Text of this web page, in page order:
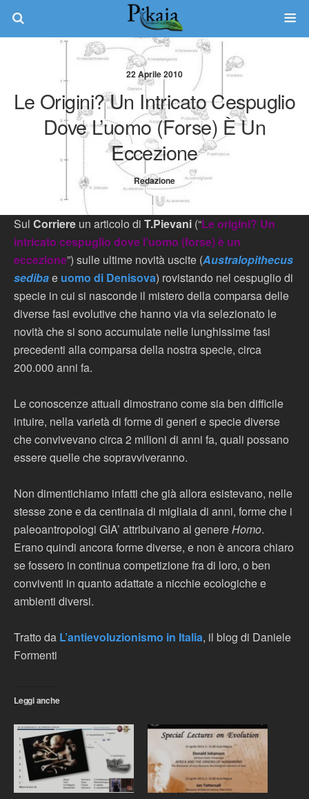
22 Aprile 2010
Le Origini? Un Intricato Cespuglio
Dove L’uomo (forse) È Un
Eccezione
Redazione
Sul Corriere un articolo di T.Pievani (“Le origini? Un
intricato cespuglio dove l’uomo (forse) è un
eccezione”) sulle ultime novità uscite (Australopithecus
sedibae uomo di Denisova) rovistando nel cespuglio di
specie in cui si nasconde il mistero della comparsa delle
diverse fasi evolutive che hanno via via selezionato le
novità che si sono accumulate nelle lunghissime fasi
precedenti alla comparsa della nostra specie, circa
200.000 anni fa.
Le conoscenze attuali dimostrano come sia ben difficile
intuire, nella varietà di forme di generi e specie diverse
che convivevano circa 2 milioni di anni fa, quali possano
essere quelle che sopravviveranno.
Non dimentichiamo infatti che già allora esistevano, nelle
stesse zone e da centinaia di migliaia di anni, forme che i
paleoantropologi GIA’ attribuivano al genereHomo.
Erano quindi ancora forme diverse, e non è ancora chiaro
se fossero in continua competizione fra di loro, o ben
conviventi in quanto adattate a nicchie ecologiche e
ambienti diversi.
Tratto da L’antievoluzionismo in Italia, il blog di Daniele
Formenti
Leggi anche